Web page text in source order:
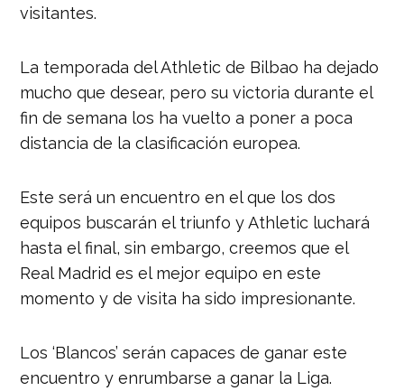
visitantes.
La temporada del Athletic de Bilbao ha dejado
mucho que desear, pero su victoria durante el
fin de semana los ha vuelto a poner a poca
distancia de la clasificación europea.
Este será un encuentro en el que los dos
equipos buscarán el triunfo y Athletic luchará
hasta el final, sin embargo, creemos que el
Real Madrid es el mejor equipo en este
momento y de visita ha sido impresionante.
Los ‘Blancos’ serán capaces de ganar este
encuentro y enrumbarse a ganar la Liga.